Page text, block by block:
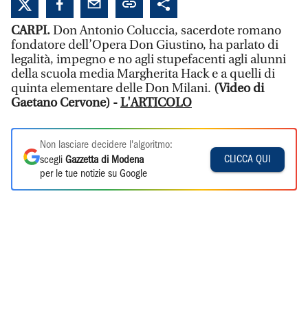
CARPI.Don Antonio Coluccia, sacerdote romano
fondatore dell’Opera Don Giustino, ha parlato di
legalità, impegno e no agli stupefacenti agli alunni
della scuola media Margherita Hack e a quelli di
quinta elementare delle Don Milani. (Video di
Gaetano Cervone) -L'ARTICOLO
Non lasciare decidere l'algoritmo:
scegli Gazzetta di Modena
per le tue notizie su Google
CLICCA QUI